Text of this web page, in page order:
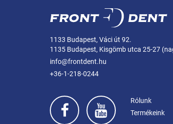
1133 Budapest, Váci út 92.
1135 Budapest, Kisgömb utca 25-27
info@frontdent.hu
+36-1-218-0244
Rólunk
Termékeink